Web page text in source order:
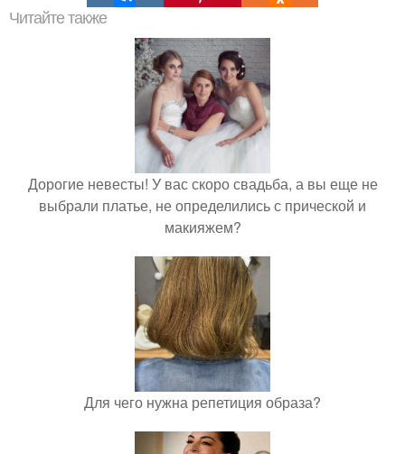
Читайте также
Дорогие невесты! У вас скоро свадьба, а вы еще не
выбрали платье, не определились с прической и
макияжем?
Для чего нужна репетиция образа?